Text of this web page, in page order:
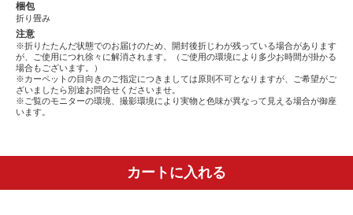
梱包
折り畳み
注意
※折りたたんだ状態でのお届けのため、開封後折じわが残っている場合があります
が、ご使用につれ徐々に解消されます。（ご使用の環境により多少お時間が掛かる
場合もございます。）
※カーペットの目向きのご指定につきましては原則不可となりますが、ご希望がご
ざいましたら別途お問合せくださいませ。
※ご覧のモニターの環境、撮影環境により実物と色味が異なって見える場合が御座
います。
カートに入れる